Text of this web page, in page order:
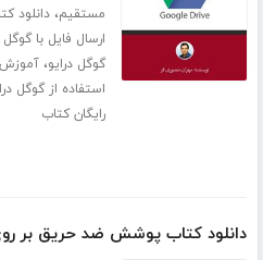
مستقیم،دانلود
ارسال فایل با گوگل
گوگل درایو،آموزش
استفاده از گوگل
رایگان کتاب
دانلود کتاب پوشش ضد حریق بر